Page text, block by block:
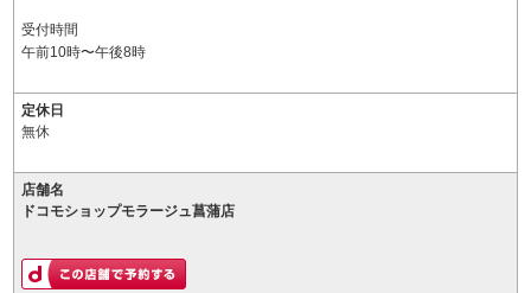
受付時間
午前10時〜午後8時
定休日
無休
店舗名
ドコモショップモラージュ菖蒲店